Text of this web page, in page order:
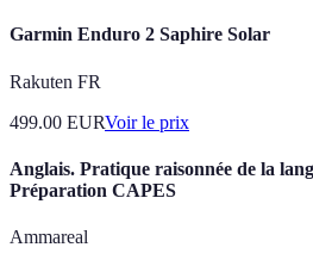
Garmin Enduro 2 Saphire Solar
Rakuten FR
499.00 EURVoir le prix
Anglais. Pratique raisonnée de la
Préparation CAPES
Ammareal